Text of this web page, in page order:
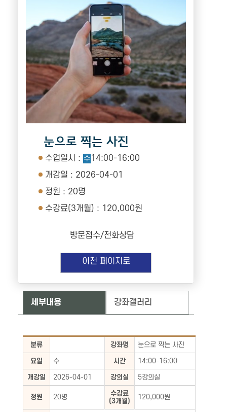
눈으로 찍는 사진
수업일시 : 수14:00-16:00
개강일 : 2026-04-01
정원 : 20명
수강료(3개월) : 120,000원
방문접수/전화상담
이전 페이지로
세부내용 강좌갤러리
분류 강좌명 눈으로 찍는 사진
요일 수 시간 14:00-16:00
개강일 2026-04-01 강의실 5강의실
정원 20명
수강료
(3개월)
120,000원